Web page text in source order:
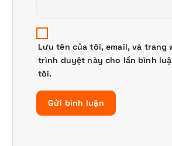
Lưu tên của tôi, email, và trang
trình duyệt này cho lần bình
tôi.